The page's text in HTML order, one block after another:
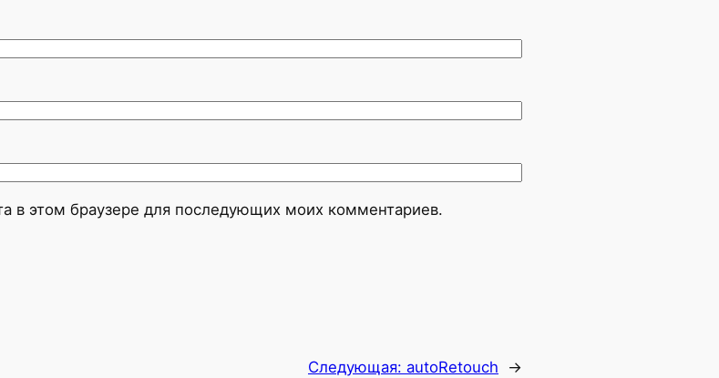
в этом браузере для последующих моих комментариев.
Следующая: autoRetouch →